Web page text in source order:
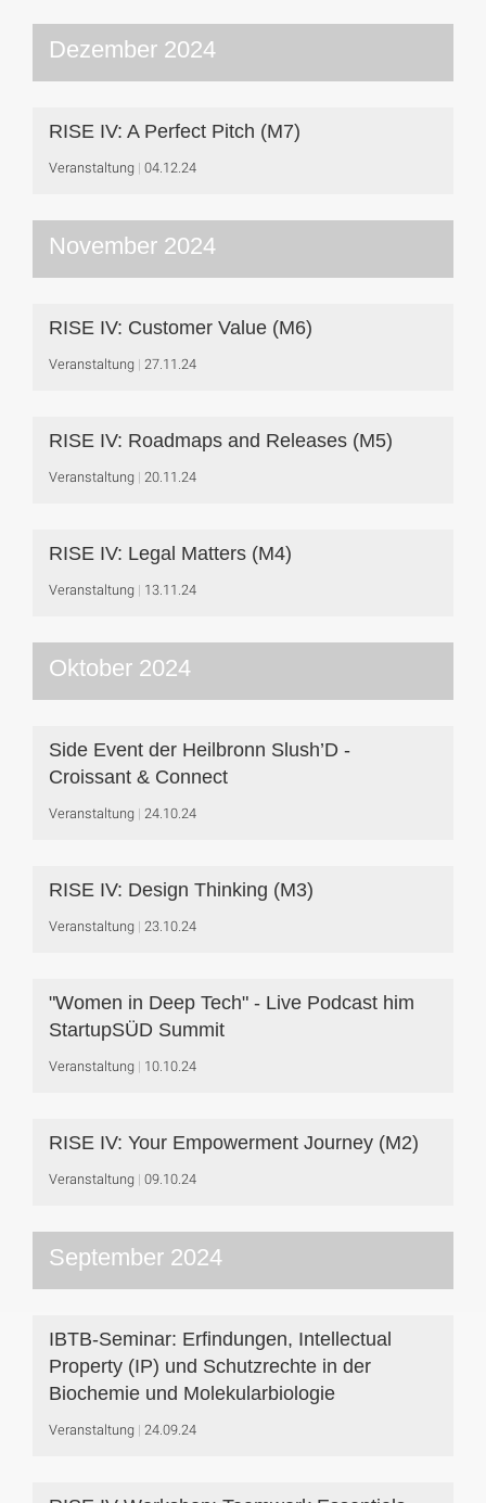
Dezember 2024
RISE IV: A Perfect Pitch (M7)
Veranstaltung 04.12.24
November 2024
RISE IV: Customer Value (M6)
Veranstaltung 27.11.24
RISE IV: Roadmaps and Releases (M5)
Veranstaltung 20.11.24
RISE IV: Legal Matters (M4)
Veranstaltung 13.11.24
Oktober 2024
Side Event der Heilbronn Slush’D -
Croissant & Connect
Veranstaltung 24.10.24
RISE IV: Design Thinking (M3)
Veranstaltung 23.10.24
"Women in Deep Tech" - Live Podcast him
StartupSÜD Summit
Veranstaltung 10.10.24
RISE IV: Your Empowerment Journey (M2)
Veranstaltung 09.10.24
September 2024
IBTB-Seminar: Erfindungen, Intellectual
Property (IP) und Schutzrechte in der
Biochemie und Molekularbiologie
Veranstaltung 24.09.24